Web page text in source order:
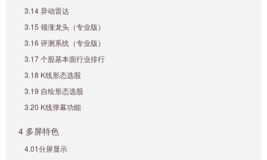
3.14 异动雷达
3.15 领涨龙头（专业版）
3.16 评测系统（专业版）
3.17 个股基本面行业排行
3.18 K线形态选股
3.19 自绘形态选股
3.20 K线弹幕功能
4 多屏特色
4.01分屏显示